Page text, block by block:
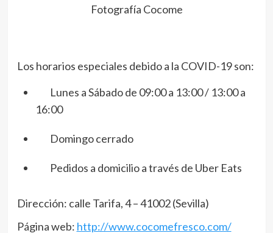
Fotografía Cocome
Los horarios especiales debido a la COVID-19 son:
Lunes a Sábado de 09:00 a 13:00 / 13:00 a
16:00
Domingo cerrado
Pedidos a domicilio a través de Uber Eats
Dirección: calle Tarifa, 4 – 41002 (Sevilla)
Página web: http://www.cocomefresco.com/